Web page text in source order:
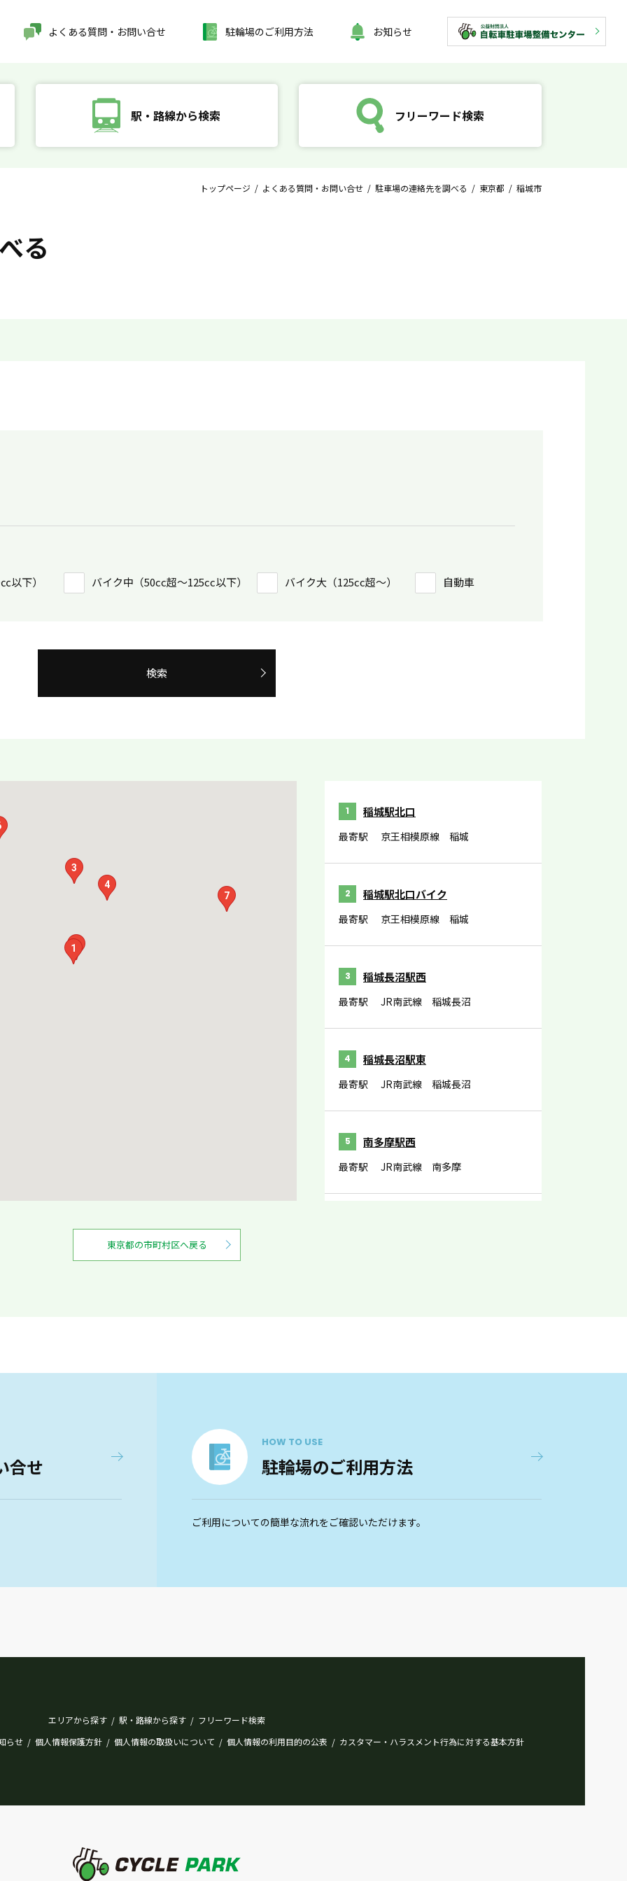
よくある質問・お問い合せ 駐輪場のご利用方法 お知らせ
駅・路線から検索 フリーワード検索
トップページ / よくある質問・お問い合せ / 駐車場の連絡先を調べる / 東京都 / 稲城市
る
以下） バイク中（50cc超〜125cc以下） バイク大（125cc超〜） 自動車
検索
12
3
4
7
1 稲城駅北口
最寄駅 京王相模原線 稲城
2 稲城駅北口バイク
最寄駅 京王相模原線 稲城
3 稲城長沼駅西
最寄駅 JR南武線 稲城長沼
4 稲城長沼駅東
最寄駅 JR南武線 稲城長沼
5 南多摩駅西
最寄駅 JR南武線 南多摩
東京都の市町村区へ戻る
合せ
HOW TO USE
駐輪場のご利用方法
ご利用についての簡単な流れをご確認いただけます。
エリアから探す / 駅・路線から探す / フリーワード検索
らせ / 個人情報保護方針 / 個人情報の取扱いについて / 個人情報の利用目的の公表 / カスタマー・ハラスメント行為に対する基本方針